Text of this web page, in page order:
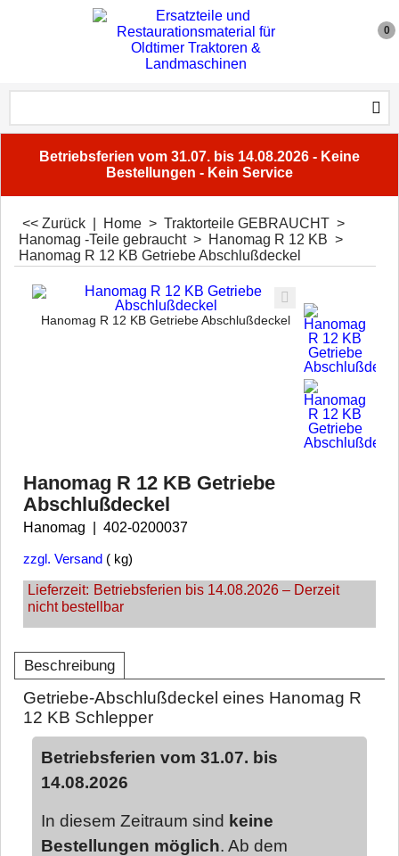
0
Betriebsferien vom 31.07. bis 14.08.2026 - Keine
Bestellungen - Kein Service
<< Zurück Home > Traktorteile GEBRAUCHT >
Hanomag -Teile gebraucht> Hanomag R 12 KB >
Hanomag R 12 KB Getriebe Abschlußdeckel
Hanomag R 12 KB Getriebe Abschlußdeckel
Hanomag R 12 KB Getriebe
Abschlußdeckel
Hanomag 402-0200037
zzgl. Versand kg
Lieferzeit: Betriebsferien bis 14.08.2026 – Derzeit
nicht bestellbar
Beschreibung
Getriebe-Abschlußdeckel eines Hanomag R
12 KB Schlepper
Betriebsferien vom 31.07. bis
14.08.2026
In diesem Zeitraum sind keine
Bestellungen möglich. Ab dem